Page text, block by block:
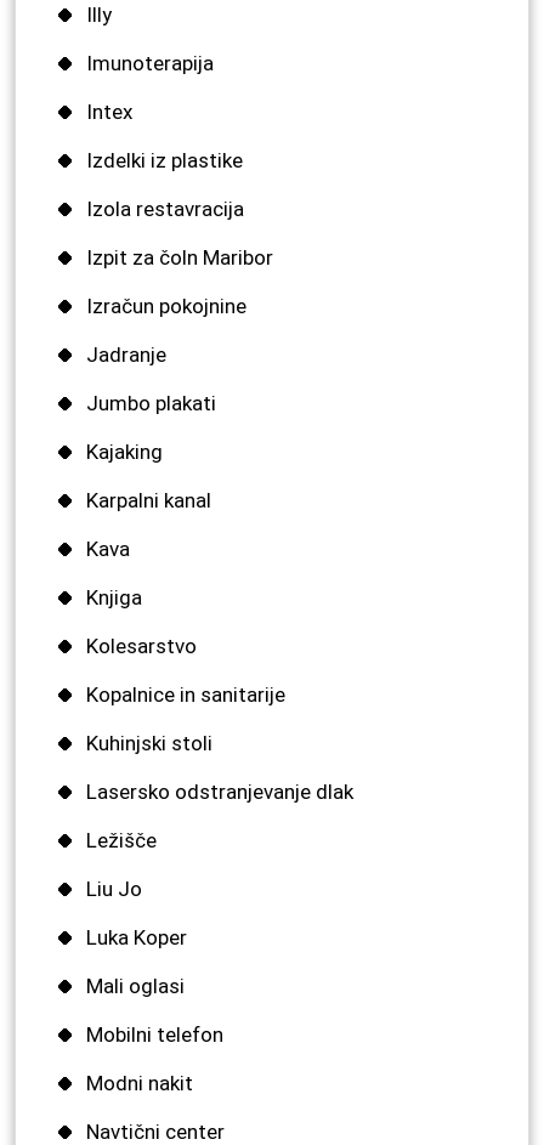
Illy
Imunoterapija
Intex
Izdelki iz plastike
Izola restavracija
Izpit za čoln Maribor
Izračun pokojnine
Jadranje
Jumbo plakati
Kajaking
Karpalni kanal
Kava
Knjiga
Kolesarstvo
Kopalnice in sanitarije
Kuhinjski stoli
Lasersko odstranjevanje dlak
Ležišče
Liu Jo
Luka Koper
Mali oglasi
Mobilni telefon
Modni nakit
Navtični center